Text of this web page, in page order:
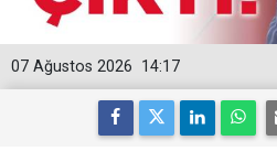
14:17
07 Ağustos 2026